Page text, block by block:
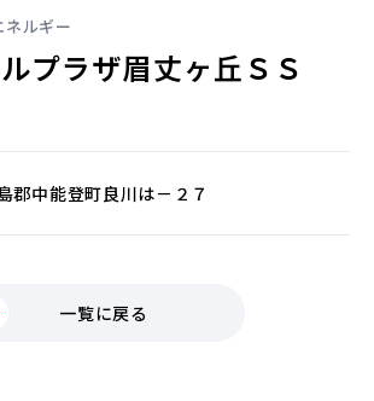
ネルギー
プラザ眉丈ヶ丘ＳＳ
郡中能登町良川は－２７
一覧に戻る